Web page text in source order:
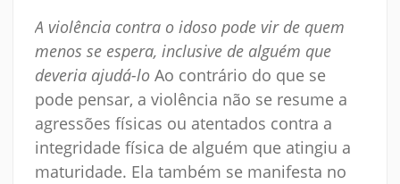
A violência contra o idoso pode vir de quem
menos se espera, inclusive de alguém que
deveria ajudá-lo Ao contrário do que se
pode pensar, a violência não se resume a
agressões físicas ou atentados contra a
integridade física de alguém que atingiu a
maturidade. Ela também se manifesta no